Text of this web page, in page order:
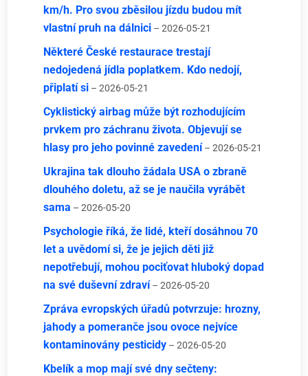
km/h. Pro svou zběsilou jízdu budou mít
vlastní pruh na dálnici – 2026-05-21
Některé České restaurace trestají
nedojedená jídla poplatkem. Kdo nedojí,
připlatí si – 2026-05-21
Cyklistický airbag může být rozhodujícím
prvkem pro záchranu života. Objevují se
hlasy pro jeho povinné zavedení – 2026-05-21
Ukrajina tak dlouho žádala USA o zbraně
dlouhého doletu, až se je naučila vyrábět
sama – 2026-05-20
Psychologie říká, že lidé, kteří dosáhnou 70
let a uvědomí si, že je jejich děti již
nepotřebují, mohou pociťovat hluboký dopad
na své duševní zdraví – 2026-05-20
Zpráva evropských úřadů potvrzuje: hrozny,
jahody a pomeranče jsou ovoce nejvíce
kontaminovány pesticidy – 2026-05-20
Kbelík a mop mají své dny sečteny: